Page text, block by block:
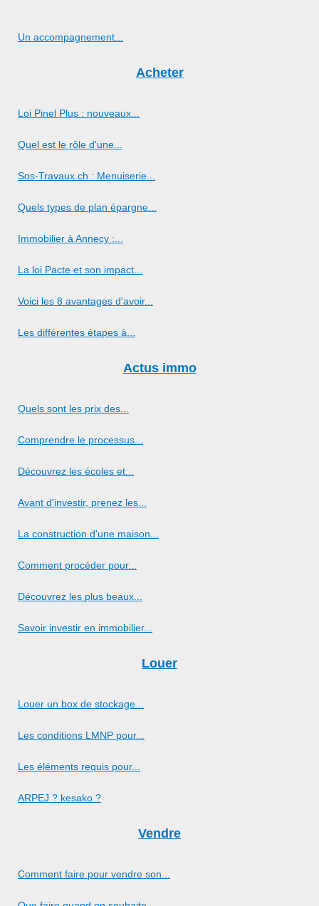
Un accompagnement...
Acheter
Loi Pinel Plus : nouveaux...
Quel est le rôle d'une...
Sos-Travaux.ch : Menuiserie...
Quels types de plan épargne...
Immobilier à Annecy :...
La loi Pacte et son impact...
Voici les 8 avantages d'avoir...
Les différentes étapes à...
Actus immo
Quels sont les prix des...
Comprendre le processus...
Découvrez les écoles et...
Avant d'investir, prenez les...
La construction d'une maison...
Comment procéder pour...
Découvrez les plus beaux...
Savoir investir en immobilier...
Louer
Louer un box de stockage...
Les conditions LMNP pour...
Les éléments requis pour...
ARPEJ ? kesako ?
Vendre
Comment faire pour vendre son...